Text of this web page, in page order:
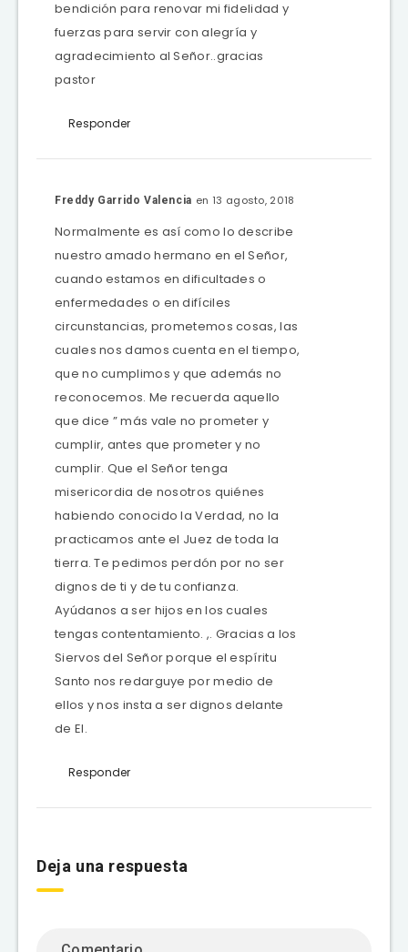
bendición para renovar mi fidelidad y
fuerzas para servir con alegría y
agradecimiento al Señor..gracias
pastor
Responder
Freddy Garrido Valencia en 13 agosto, 2018
Normalmente es así como lo describe
nuestro amado hermano en el Señor,
cuando estamos en dificultades o
enfermedades o en difíciles
circunstancias, prometemos cosas, las
cuales nos damos cuenta en el tiempo,
que no cumplimos y que además no
reconocemos. Me recuerda aquello
que dice ” más vale no prometer y
cumplir, antes que prometer y no
cumplir. Que el Señor tenga
misericordia de nosotros quiénes
habiendo conocido la Verdad, no la
practicamos ante el Juez de toda la
tierra. Te pedimos perdón por no ser
dignos de ti y de tu confianza.
Ayúdanos a ser hijos en los cuales
tengas contentamiento. ,. Gracias a los
Siervos del Señor porque el espíritu
Santo nos redarguye por medio de
ellos y nos insta a ser dignos delante
de El.
Responder
Deja una respuesta